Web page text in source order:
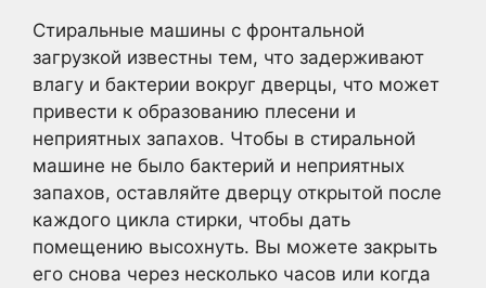
Стиральные машины с фронтальной
загрузкой известны тем, что задерживают
влагу и бактерии вокруг дверцы, что может
привести к образованию плесени и
неприятных запахов. Чтобы в стиральной
машине не было бактерий и неприятных
запахов, оставляйте дверцу открытой после
каждого цикла стирки, чтобы дать
помещению высохнуть. Вы можете закрыть
его снова через несколько часов или когда